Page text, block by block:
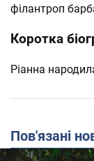
філантроп
Коротка
Ріанна
Майкл
Світову славу
Diamonds, We
Пов'язані